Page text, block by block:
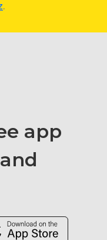
.
app